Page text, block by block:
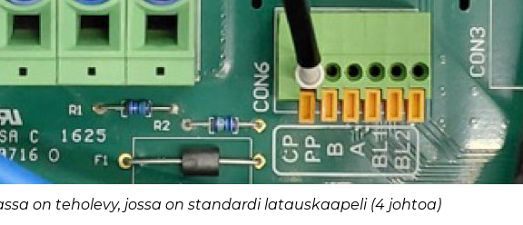
on teholevy, jossa on standardi latauskaapeli (4 johtoa)